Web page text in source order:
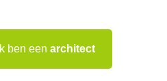
Ik ben een architect